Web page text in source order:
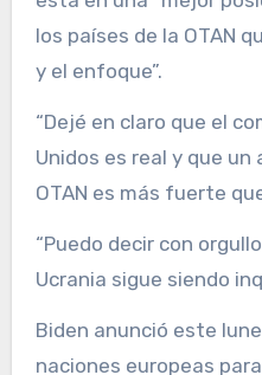
los países de la OTAN
y el enfoque”.
“Dejé en claro que el
Unidos es real y que un
OTAN es más fuerte
“Puedo decir con
Ucrania sigue siendo
Biden anunció este
naciones europeas